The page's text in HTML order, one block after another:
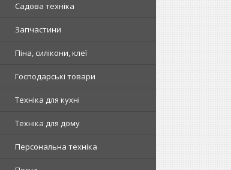
Садова техніка
Запчастини
Піна, силікони, клеї
Господарські товари
Техніка для кухні
Техніка для дому
Персональна техніка